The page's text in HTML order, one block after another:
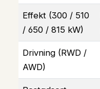
Effekt (300 / 510
/ 650 / 815 kW)
Drivning (RWD /
AWD)